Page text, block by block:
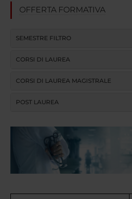
OFFERTA FORMATIVA
SEMESTRE FILTRO
CORSI DI LAUREA
CORSI DI LAUREA MAGISTRALE
POST LAUREA